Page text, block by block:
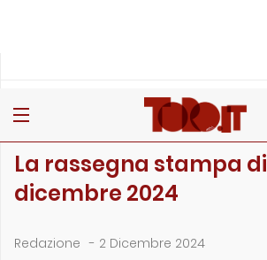
»
La rassegna stampa
dicembre 2024
Redazione - 2 Dicembre 2024